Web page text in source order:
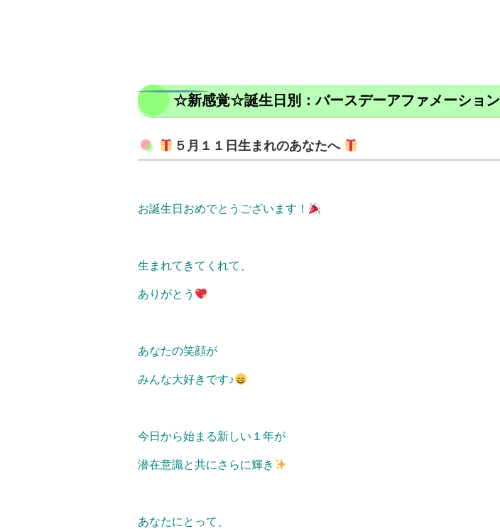
☆新感覚☆誕生日別：バースデーアファメーション
５月１１日生まれのあなたへ
お誕生日おめでとうございます！
生まれてきてくれて、
ありがとう
あなたの笑顔が
みんな大好きです♪
今日から始まる新しい１年が
潜在意識と共にさらに輝き
あなたにとって、